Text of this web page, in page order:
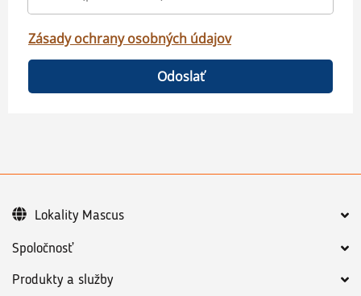
Zásady ochrany osobných údajov
Odoslať
Spoločnosť
Produkty a služby
Lokality Mascus